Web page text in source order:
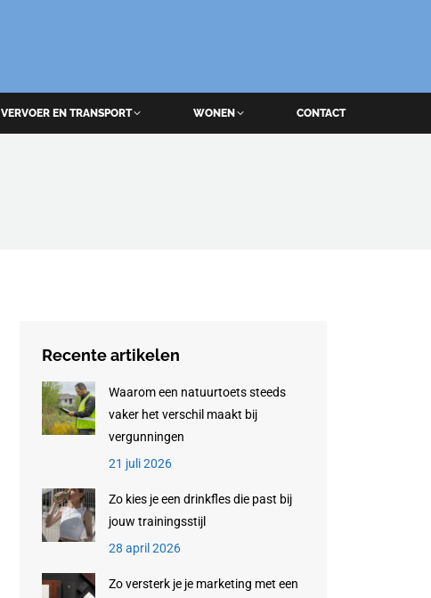
VERVOER EN TRANSPORT WONEN CONTACT
Recente artikelen
Waarom een natuurtoets steeds
vaker het verschil maakt bij
vergunningen
21 juli 2026
Zo kies je een drinkfles die past bij
jouw trainingsstijl
28 april 2026
Zo versterk je je marketing met een